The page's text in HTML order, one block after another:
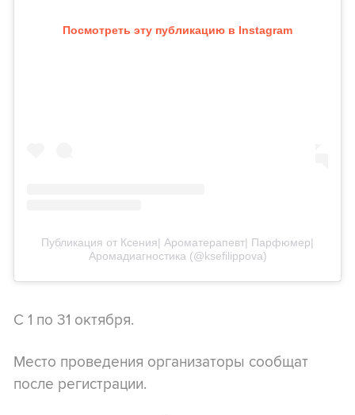
Посмотреть эту публикацию в Instagram
Публикация от Ксения| Ароматерапевт| Парфюмер|
Аромадиагностика (@ksefilippova)
С 1 по 31 октября.
Место проведения организаторы сообщат
после регистрации.